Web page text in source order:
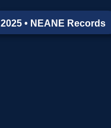
2025 • NEANE Records